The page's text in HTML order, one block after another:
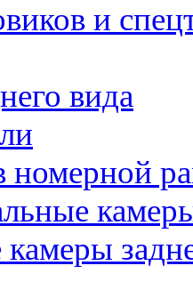
и
вида
номерной